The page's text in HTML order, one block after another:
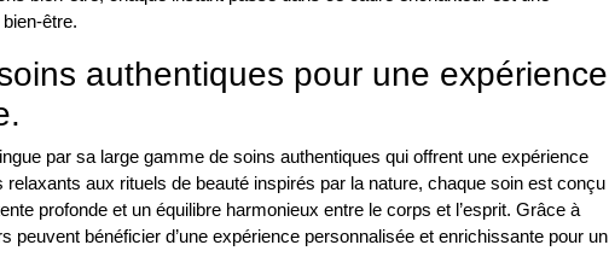
être.
authentiques pour une expérience
par sa large gamme de soins authentiques qui offrent une expérience
aux rituels de beauté inspirés par la nature, chaque soin est conçu
profonde et un équilibre harmonieux entre le corps et l’esprit. Grâce à
peuvent bénéficier d’une expérience personnalisée et enrichissante pour un